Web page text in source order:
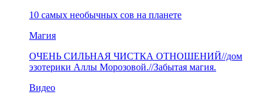
10 самых необычных сов на планете
Магия
ОЧЕНЬ СИЛЬНАЯ ЧИСТКА ОТНОШЕНИЙ//дом
эзотерики Аллы Морозовой.//Забытая магия.
Видео